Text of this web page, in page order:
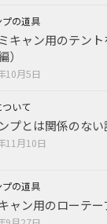
プの道具
キャン用のテン
）
10月5日
ついて
プとは関係のない
11月10日
プの道具
ャン用のローテ